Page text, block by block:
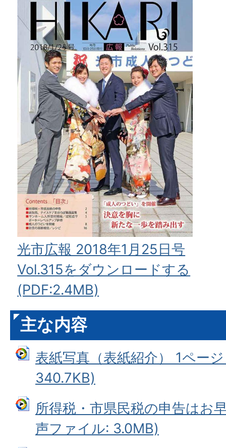
光市広報 2018年1月25日号
Vol.315をダウンロードする
(PDF:2.4MB)
主な内容
表紙写真（表紙紹介） 1ペー
340.7KB)
所得税・市県民税の申告はお
声ファイル: 3.0MB)